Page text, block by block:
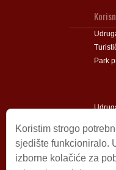
Park
Koristim strogo
sjedište funkcioniralo.
izborne kolačiće za